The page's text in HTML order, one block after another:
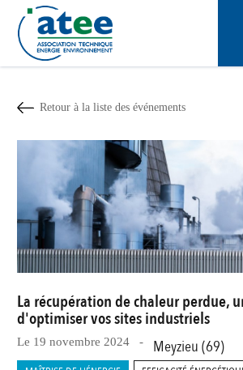
contenu
principal
ÉNERGIE
Retour à la liste des événements
La récupération de chaleur perdue,
d'optimiser vos sites industriels
Le 19 novembre 2024 - Meyzieu (69)
Panneau de gestion des cookies